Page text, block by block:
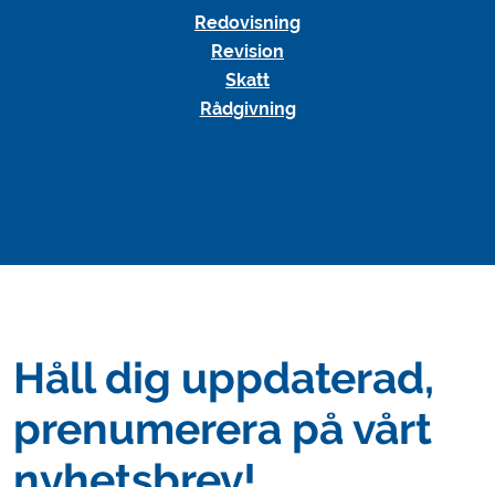
Redovisning
Revision
Skatt
Rådgivning
Håll dig uppdaterad,
prenumerera på vårt